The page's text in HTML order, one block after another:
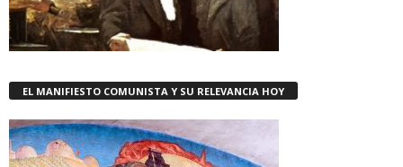
EL MANIFIESTO COMUNISTA Y SU RELEVANCIA HOY